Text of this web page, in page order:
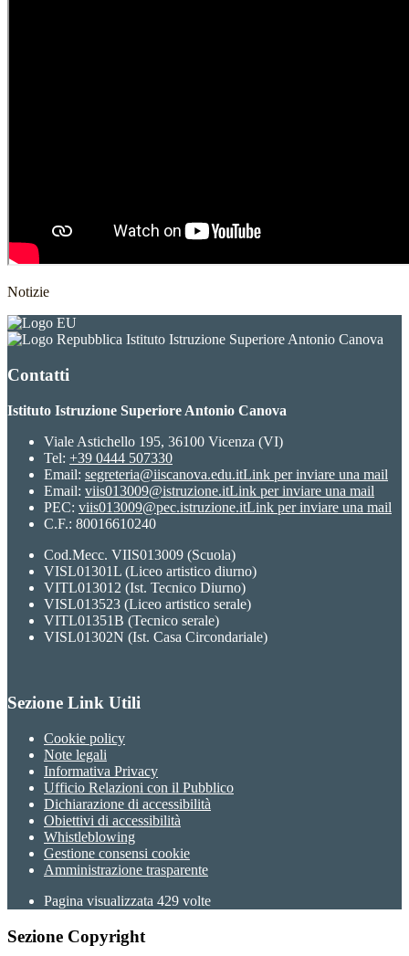
Notizie
Istituto Istruzione Superiore Antonio Canova
Contatti
Istituto Istruzione Superiore Antonio Canova
Viale Astichello 195, 36100 Vicenza (VI)
Tel: +39 0444 507330
Email: segreteria@iiscanova.edu.itLink per inviare una mail
Email: viis013009@istruzione.itLink per inviare una mail
PEC: viis013009@pec.istruzione.itLink per inviare una mail
C.F.: 80016610240
Cod.Mecc. VIIS013009 (Scuola)
VISL01301L (Liceo artistico diurno)
VITL013012 (Ist. Tecnico Diurno)
VISL013523 (Liceo artistico serale)
VITL01351B (Tecnico serale)
VISL01302N (Ist. Casa Circondariale)
Sezione Link Utili
Cookie policy
Note legali
Informativa Privacy
Ufficio Relazioni con il Pubblico
Dichiarazione di accessibilità
Obiettivi di accessibilità
Whistleblowing
Gestione consensi cookie
Amministrazione trasparente
Pagina visualizzata 429 volte
Sezione Copyright